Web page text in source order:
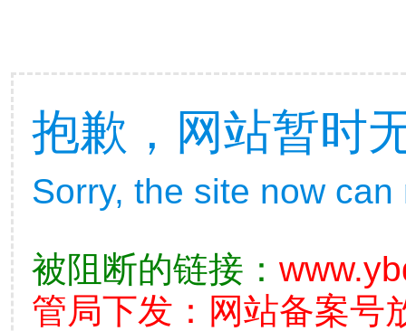
抱歉，网站暂时
Sorry, the site now
被阻断的链接：
管局下发：网站备案号